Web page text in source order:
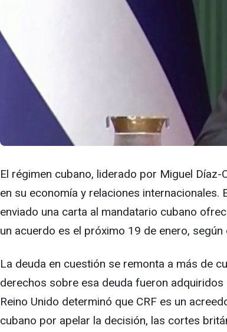
El régimen cubano, liderado por Miguel
en su economía y relaciones
enviado una carta al mandatario cubano
un acuerdo es el próximo 19 de enero,
La deuda en cuestión se remonta a más de
derechos sobre esa deuda fueron
Reino Unido determinó que CRF es un
cubano por apelar la decisión, las cortes